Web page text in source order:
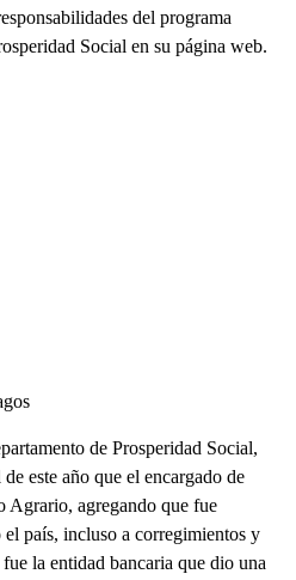
del programa
Social en su página web.
de Prosperidad Social,
este año que el encargado de
Agrario, agregando que fue
país, incluso a corregimientos y
la entidad bancaria que dio una